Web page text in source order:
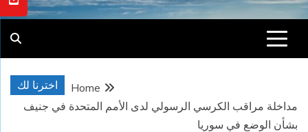
اخترنا لك
Home
مداخلة مراقب الكرسي الرسولي لدى الأمم المتحدة في جنيف
بشأن الوضع في سوريا